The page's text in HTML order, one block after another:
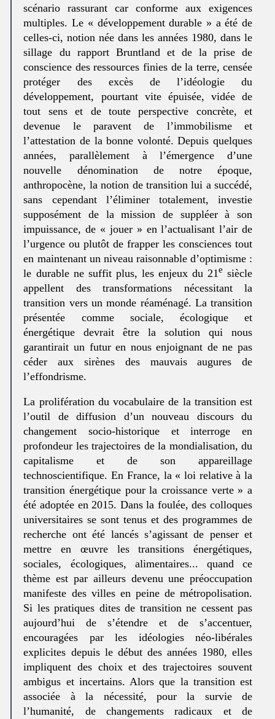
scénario rassurant car conforme aux exigences
multiples. Le « développement durable » a été de
celles-ci, notion née dans les années 1980, dans le
sillage du rapport Bruntland et de la prise de
conscience des ressources finies de la terre, censée
protéger des excès de l’idéologie du
développement, pourtant vite épuisée, vidée de
tout sens et de toute perspective concrète, et
devenue le paravent de l’immobilisme et
l’attestation de la bonne volonté. Depuis quelques
années, parallèlement à l’émergence d’une
nouvelle dénomination de notre époque,
anthropocène, la notion de transition lui a succédé,
sans cependant l’éliminer totalement, investie
supposément de la mission de suppléer à son
impuissance, de « jouer » en l’actualisant l’air de
l’urgence ou plutôt de frapper les consciences tout
en maintenant un niveau raisonnable d’optimisme :
le durable ne suffit plus, les enjeux du 21e siècle
appellent des transformations nécessitant la
transition vers un monde réaménagé. La transition
présentée comme sociale, écologique et
énergétique devrait être la solution qui nous
garantirait un futur en nous enjoignant de ne pas
céder aux sirènes des mauvais augures de
l’effondrisme.
La prolifération du vocabulaire de la transition est
l’outil de diffusion d’un nouveau discours du
changement socio-historique et interroge en
profondeur les trajectoires de la mondialisation, du
capitalisme et de son appareillage
technoscientifique. En France, la « loi relative à la
transition énergétique pour la croissance verte » a
été adoptée en 2015. Dans la foulée, des colloques
universitaires se sont tenus et des programmes de
recherche ont été lancés s’agissant de penser et
mettre en œuvre les transitions énergétiques,
sociales, écologiques, alimentaires... quand ce
thème est par ailleurs devenu une préoccupation
manifeste des villes en peine de métropolisation.
Si les pratiques dites de transition ne cessent pas
aujourd’hui de s’étendre et de s’accentuer,
encouragées par les idéologies néo-libérales
explicites depuis le début des années 1980, elles
impliquent des choix et des trajectoires souvent
ambigus et incertains. Alors que la transition est
associée à la nécessité, pour la survie de
l’humanité, de changements radicaux et de